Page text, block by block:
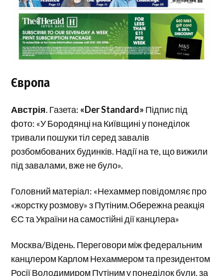
Європа
Австрія. Газета: «Der Standard» Підпис під
фото: «У Бородянці на Київщині у понеділок
тривали пошуки тіл серед завалів
розбомбованих будинків. Надії на те, що вижили
під завалами, вже не було».
Головний матеріал: «Нехаммер повідомляє про
«жорстку розмову» з Путіним.Обережна реакція
ЄС та України на самостійні дії канцлера»
Москва/Відень. Переговори між федеральним
канцлером Карлом Нехаммером та президентом
Росії Володимиром Путіним у понеділок були, за